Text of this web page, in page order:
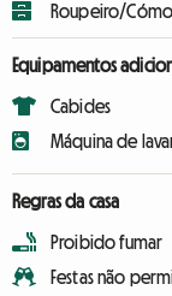
Roupeiro/
Equipamentos
Cabides
Máquina de
Regras da casa
Proibido fumar
Festas não